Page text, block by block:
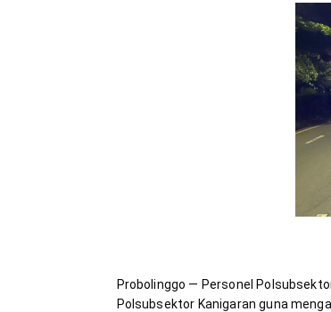
Probolinggo — Personel
Polsubsektor Kanigaran guna